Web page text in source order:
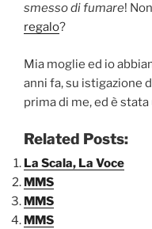
smesso di fumare!
regalo?
Mia moglie ed io
anni fa, su istigazione
prima di me, ed è
Related Posts:
La Scala, La Voce
MMS
MMS
MMS